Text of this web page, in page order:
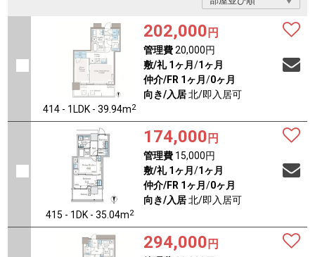
414 - 1LDK - 39.94m2
202,000 円
管理費20,000円
敷/礼 1ヶ月 /1ヶ月
仲介/FR 1ヶ月 /0ヶ月
向き/入居北/即入居可
415 - 1DK - 35.04m2
174,000 円
管理費15,000円
敷/礼 1ヶ月 /1ヶ月
仲介/FR 1ヶ月 /0ヶ月
向き/入居北/即入居可
294,000 円